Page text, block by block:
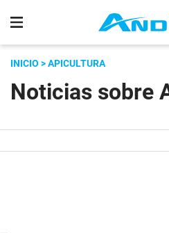
INICIO > APICULTURA
Noticias sobre